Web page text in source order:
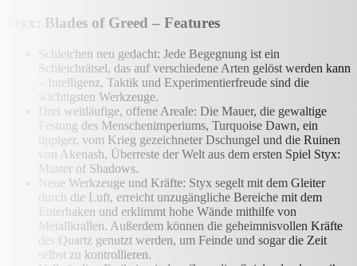
Styx: Blades of Greed – Features
Schleichen neu gedacht: Jede Begegnung ist ein
Schleichrätsel, das auf verschiedene Arten gelöst werden kann
– Intelligenz, Taktik und Experimentierfreude sind die
wichtigsten Werkzeuge.
Drei weitläufige, offene Areale: Die Mauer, die gewaltige
Festung des Menschenimperiums, Turquoise Dawn, ein
üppiger, vom Krieg gezeichneter Dschungel und die Ruinen
von Akenash, Überreste der Welt aus dem ersten Spiel Styx:
Master of Shadows.
Neue Werkzeuge und Kräfte: Styx segelt mit dem Gleiter
durch die Luft, erreicht unzugängliche Bereiche mit dem
Enterhaken und erklimmt hohe Wände mithilfe von
Metallkrallen. Außerdem können die geheimnisvollen Kräfte
des Quartz genutzt werden, um Feinde und sogar die Zeit
selbst zu kontrollieren.